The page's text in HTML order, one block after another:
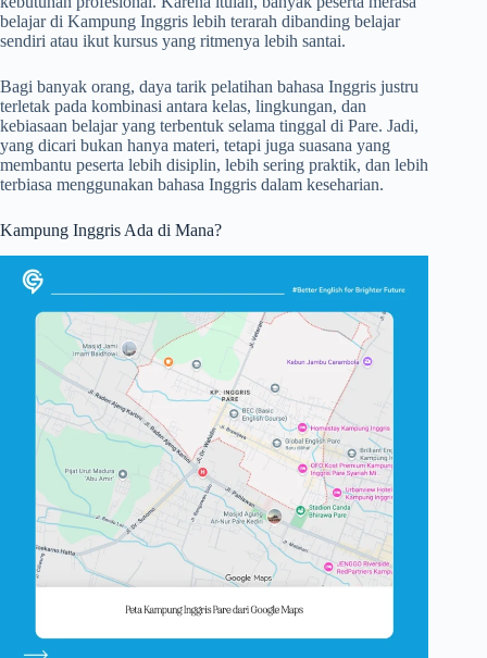
belajar di Kampung Inggris lebih terarah dibanding belajar
sendiri atau ikut kursus yang ritmenya lebih santai.
Bagi banyak orang, daya tarik pelatihan bahasa Inggris justru
terletak pada kombinasi antara kelas, lingkungan, dan
kebiasaan belajar yang terbentuk selama tinggal di Pare. Jadi,
yang dicari bukan hanya materi, tetapi juga suasana yang
membantu peserta lebih disiplin, lebih sering praktik, dan lebih
terbiasa menggunakan bahasa Inggris dalam keseharian.
Kampung Inggris Ada di Mana?